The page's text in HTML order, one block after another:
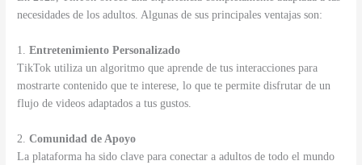
necesidades de los adultos. Algunas de sus principales ventajas son:
1.Entretenimiento Personalizado
TikTok utiliza un algoritmo que aprende de tus interacciones para
mostrarte contenido que te interese, lo que te permite disfrutar de un
flujo de videos adaptados a tus gustos.
2.Comunidad de Apoyo
La plataforma ha sido clave para conectar a adultos de todo el mundo